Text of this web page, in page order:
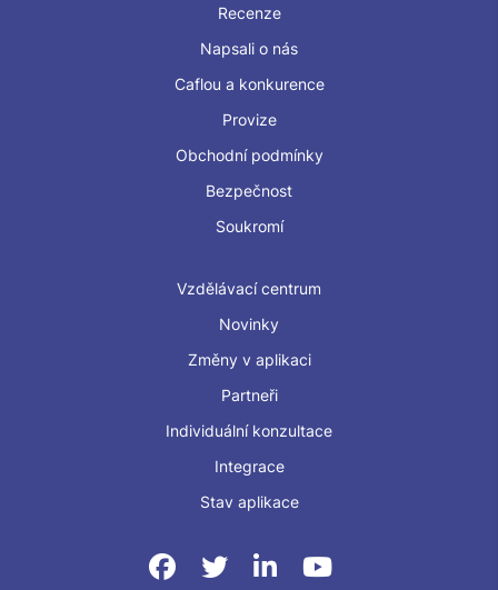
Recenze
Napsali o nás
Caflou a konkurence
Provize
Obchodní podmínky
Bezpečnost
Soukromí
Vzdělávací centrum
Novinky
Změny v aplikaci
Partneři
Individuální konzultace
Integrace
Stav aplikace